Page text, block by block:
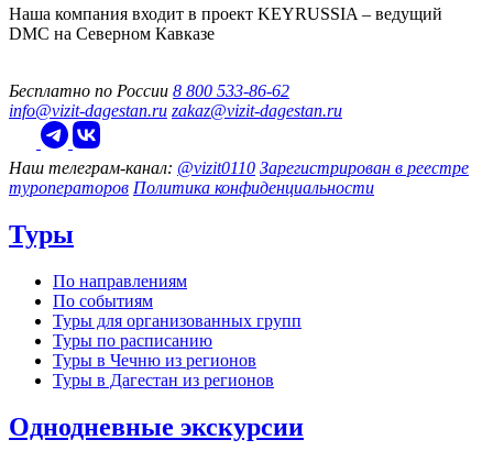
Наша компания входит в проект KEYRUSSIA – ведущий
DMC на Северном Кавказе
Бесплатно по России 8 800 533-86-62
info@vizit-dagestan.ru zakaz@vizit-dagestan.ru
Наш телеграм‑канал: @vizit0110 Зарегистрирован в реестре
туроператоров Политика конфиденциальности
Туры
По направлениям
По событиям
Туры для организованных групп
Туры по расписанию
Туры в Чечню из регионов
Туры в Дагестан из регионов
Однодневные экскурсии